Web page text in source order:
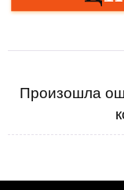
Произошла